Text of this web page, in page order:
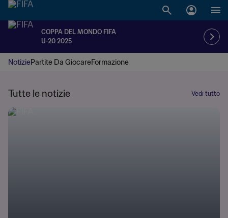
COPPA DEL MONDO FIFA
U-20 2025
NotiziePartite Da GiocareFormazione
Tutte le notizie Vedi tutto